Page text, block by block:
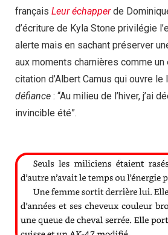
français Leur échapperde
d’écriture de Kyla Stone privilégie
alerte mais en sachant préserver
aux moments charnières comme un
citation d’Albert Camus qui ouvre
défiance : “Au milieu de l’hiver, j’ai
invincible été”.